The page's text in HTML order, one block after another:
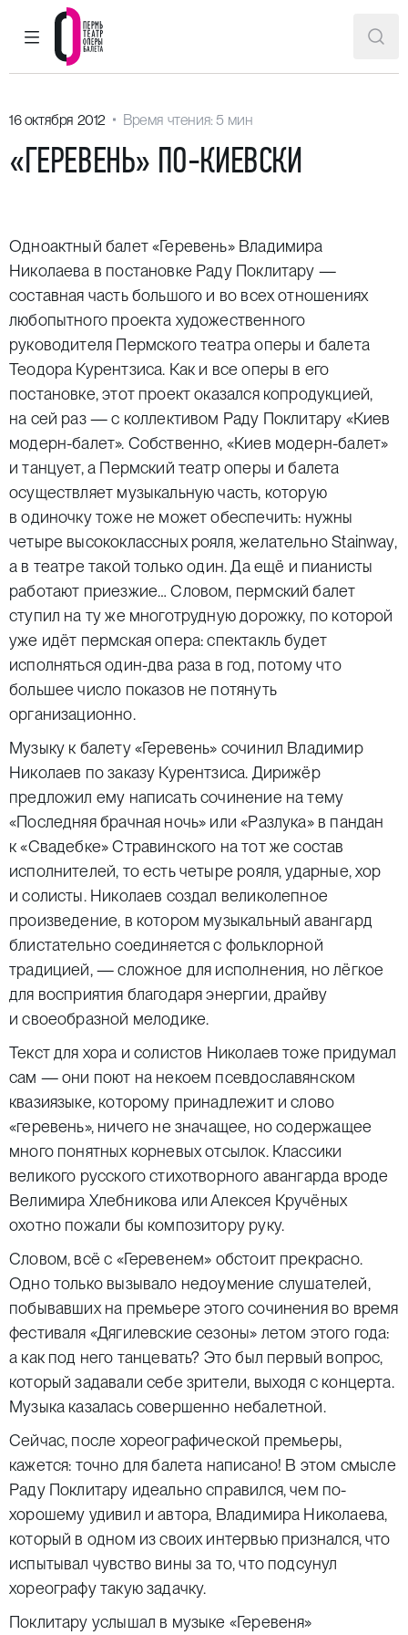
ГЛАВНОЕ МЕНЮ
Пермский театр оперы и балета
16 октября 2012 Время чтения: 5 мин
«ГЕРЕВЕНЬ» ПО-КИЕВСКИ
Одноактный балет «Геревень» Владимира
Николаева в постановке Раду Поклитару —
составная часть большого и во всех отношениях
любопытного проекта художественного
руководителя Пермского театра оперы и балета
Теодора Курентзиса. Как и все оперы в его
постановке, этот проект оказался копродукцией,
на сей раз — с коллективом Раду Поклитару «Киев
модерн-балет». Собственно, «Киев модерн-балет»
и танцует, а Пермский театр оперы и балета
осуществляет музыкальную часть, которую
в одиночку тоже не может обеспечить: нужны
четыре высококлассных рояля, желательно Stainway,
а в театре такой только один. Да ещё и пианисты
работают приезжие… Словом, пермский балет
ступил на ту же многотрудную дорожку, по которой
уже идёт пермская опера: спектакль будет
исполняться один-два раза в год, потому что
большее число показов не потянуть
организационно.
Музыку к балету «Геревень» сочинил Владимир
Николаев по заказу Курентзиса. Дирижёр
предложил ему написать сочинение на тему
«Последняя брачная ночь» или «Разлука» в пандан
к «Свадебке» Стравинского на тот же состав
исполнителей, то есть четыре рояля, ударные, хор
и солисты. Николаев создал великолепное
произведение, в котором музыкальный авангард
блистательно соединяется с фольклорной
традицией, — сложное для исполнения, но лёгкое
для восприятия благодаря энергии, драйву
и своеобразной мелодике.
Текст для хора и солистов Николаев тоже придумал
сам — они поют на некоем псевдославянском
квазиязыке, которому принадлежит и слово
«геревень», ничего не значащее, но содержащее
много понятных корневых отсылок. Классики
великого русского стихотворного авангарда вроде
Велимира Хлебникова или Алексея Кручёных
охотно пожали бы композитору руку.
Словом, всё с «Геревенем» обстоит прекрасно.
Одно только вызывало недоумение слушателей,
побывавших на премьере этого сочинения во время
фестиваля «Дягилевские сезоны» летом этого года:
а как под него танцевать? Это был первый вопрос,
который задавали себе зрители, выходя с концерта.
Музыка казалась совершенно небалетной.
Сейчас, после хореографической премьеры,
кажется: точно для балета написано! В этом смысле
Раду Поклитару идеально справился, чем по-
хорошему удивил и автора, Владимира Николаева,
который в одном из своих интервью признался, что
испытывал чувство вины за то, что подсунул
хореографу такую задачку.
Поклитару услышал в музыке «Геревеня»